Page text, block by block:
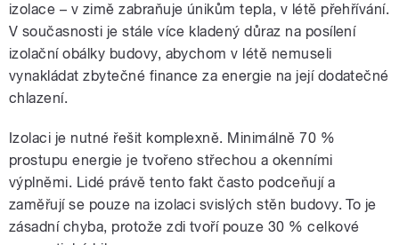
izolace – v zimě zabraňuje únikům tepla, v létě přehřívání.
V současnosti je stále více kladený důraz na posílení
izolační obálky budovy, abychom v létě nemuseli
vynakládat zbytečné finance za energie na její dodatečné
chlazení.
Izolaci je nutné řešit komplexně. Minimálně 70 %
prostupu energie je tvořeno střechou a okenními
výplněmi. Lidé právě tento fakt často podceňují a
zaměřují se pouze na izolaci svislých stěn budovy. To je
zásadní chyba, protože zdi tvoří pouze 30 % celkové